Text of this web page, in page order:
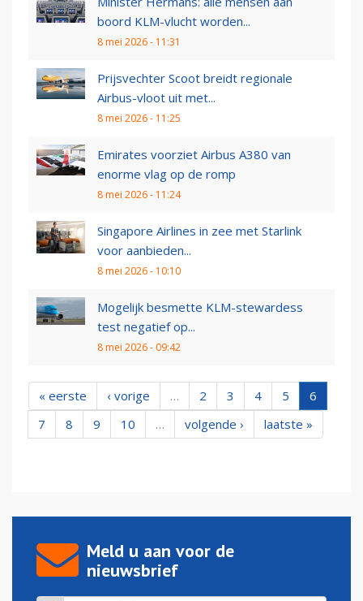
boord KLM-vlucht worden...
8 mei 2026 - 11:31
Prijsvechter Scoot breidt regionale
Airbus-vloot uit met...
8 mei 2026 - 11:25
Emirates voorziet Airbus A380 van
enorme vlag op de romp
8 mei 2026 - 11:24
Singapore Airlines in zee met Starlink
voor aanbieden...
8 mei 2026 - 10:10
Mogelijk besmette KLM-stewardess
test negatief op...
8 mei 2026 - 09:42
« eerste ‹ vorige … 2 3 4 5
6
7
8 9 10 … volgende › laatste »
Meld u aan voor de
nieuwsbrief